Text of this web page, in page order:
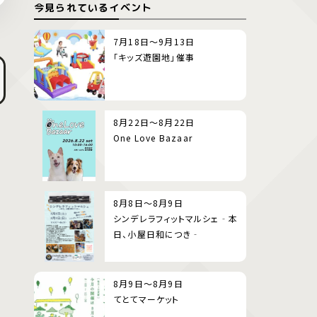
今見られているイベント
7月18日～9月13日
「キッズ遊園地」催事
8月22日～8月22日
One Love Bazaar
8月8日～8月9日
シンデレラフィットマルシェ‐本
日、小屋日和につき‐
8月9日～8月9日
てとてマーケット